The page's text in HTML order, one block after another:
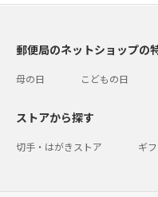
郵便局のネットショップの
母の日 こどもの日
ストアから探す
切手・はがきストア ギ